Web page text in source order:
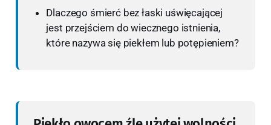
Dlaczego śmierć bez łaski uświęcającej
jest przejściem do wiecznego istnienia,
które nazywa się piekłem lub potępieniem?